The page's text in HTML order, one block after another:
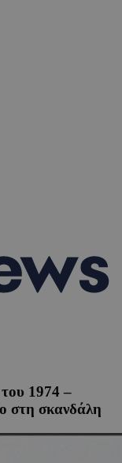
1974 –
στη σκανδάλη